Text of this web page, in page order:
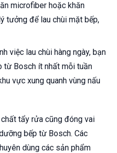
microfiber hoặc khăn
tưởng để lau chùi mặt bếp,
việc lau chùi hàng ngày, bạn
từ Bosch ít nhất mỗi tuần
vực xung quanh vùng nấu
tẩy rửa cũng đóng vai
bếp từ Bosch. Các
dùng các sản phẩm